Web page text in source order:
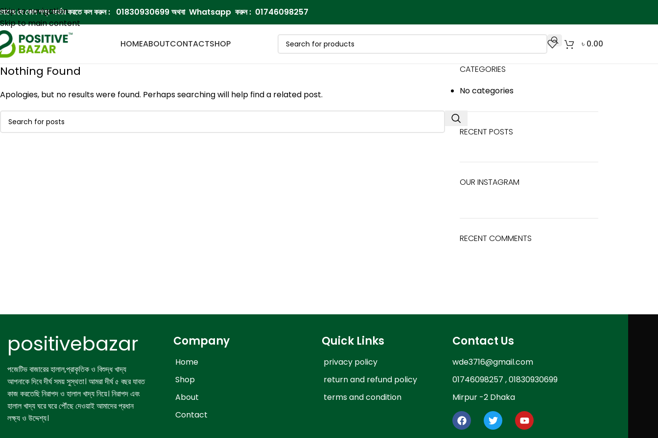
Skip to navigation
Skip to main content
যে কোন পণ্য অর্ডার করতে কল করুন : 01830930699অথবা Whatsapp করুন : 01746098257
HOMEABOUTCONTACTSHOP ৳ 0.00
Nothing Found
Apologies, but no results were found. Perhaps searching will help find a related post.
CATEGORIES
No categories
RECENT POSTS
OUR INSTAGRAM
RECENT COMMENTS
positivebazar
পজেটিভ বাজারের হালাল,প্রাকৃতিক ও বিশুদ্ধ খাদ্য
আপনাকে দিবে দীর্ঘ সময় সুস্থতা। আমরা দীর্ঘ ৫ বছর যাবত
কাজ করতেছি নিরাপদ ও হালাল খাদ্য নিয়ে। নিরাপদ এবং
হালাল খাদ্য ঘরে ঘরে পৌঁছে দেওয়াই আমাদের প্রধান
লক্ষ্য ও উদ্দেশ্য।
Company
Home
Shop
About
Contact
Quick Links
privacy policy
return and refund policy
terms and condition
Contact Us
wde3716@gmail.com
01746098257 , 01830930699
Mirpur -2 Dhaka